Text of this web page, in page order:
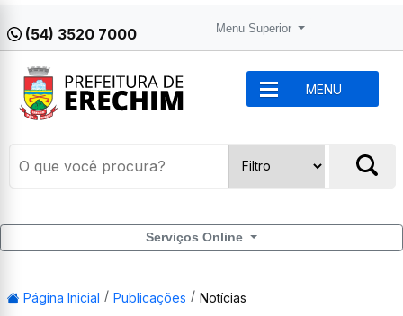
(54) 3520 7000 Menu Superior
MENU
Serviços Online
Página Inicial Publicações Notícias